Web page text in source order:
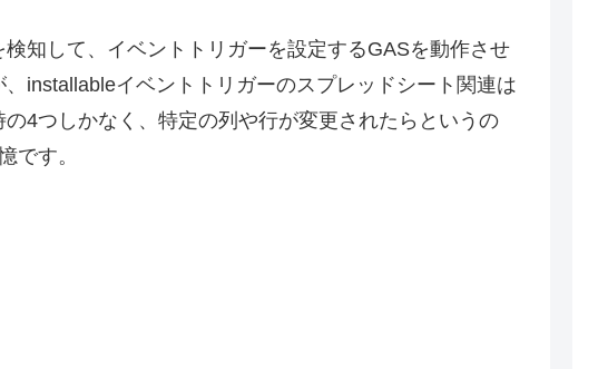
知して、イベントトリガーを設定するGASを動作させ
installableイベントトリガーのスプレッドシート関連は
4つしかなく、特定の列や行が変更されたらというの
です。